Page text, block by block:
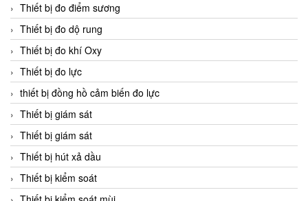
Thiết bị đo điểm sương
Thiết bị đo dộ rung
Thiết bị đo khí Oxy
Thiết bị đo lực
thiết bị đồng hồ cảm biến đo lực
Thiết bị giám sát
Thiết bị giám sát
Thiết bị hút xả dầu
Thiết bị kiểm soát